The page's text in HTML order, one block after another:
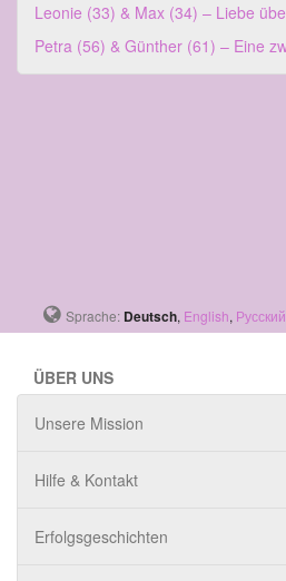
Leonie (33) & Max (34) – Liebe
Petra (56) & Günther (61) – Eine
Sprache: Deutsch, English, Русский
ÜBER UNS
Unsere Mission
Hilfe & Kontakt
Erfolgsgeschichten